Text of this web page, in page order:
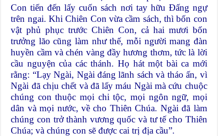
Con tiến đến lấy cuốn sách nơi tay hữu Ðấng ngự
trên ngai. Khi Chiên Con vừa cầm sách, thì bốn con
vật phủ phục trước Chiên Con, cả hai mươi bốn
trưởng lão cũng làm như thế, mỗi người mang đàn
huyền cầm và chén vàng đầy hương thơm, tức là lời
cầu nguyện của các thánh. Họ hát một bài ca mới
rằng: “Lạy Ngài, Ngài đáng lãnh sách và tháo ấn, vì
Ngài đã chịu chết và đã lấy máu Ngài mà cứu chuộc
chúng con thuộc mọi chi tộc, mọi ngôn ngữ, mọi
dân và mọi nước, về cho Thiên Chúa. Ngài đã làm
chúng con trở thành vương quốc và tư tế cho Thiên
Chúa; và chúng con sẽ được cai trị địa cầu”.